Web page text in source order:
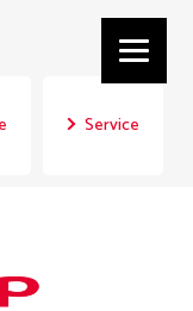
Service